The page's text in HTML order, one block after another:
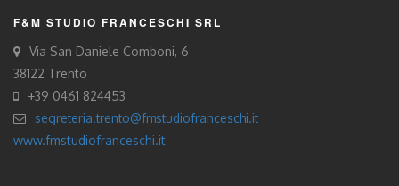
F&M STUDIO FRANCESCHI SRL
Via San Daniele Comboni, 6
38122 Trento
+39 0461 824453
segreteria.trento@fmstudiofranceschi.it
www.fmstudiofranceschi.it